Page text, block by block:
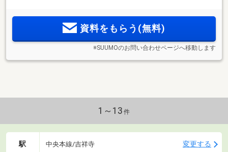
い物の便利さが心潤す余裕も実現します。オンライン案内会
資料をもらう(無料)
※SUUMOのお問い合わせページへ移動します
1～13 件
駅 中央本線/吉祥寺 変更する